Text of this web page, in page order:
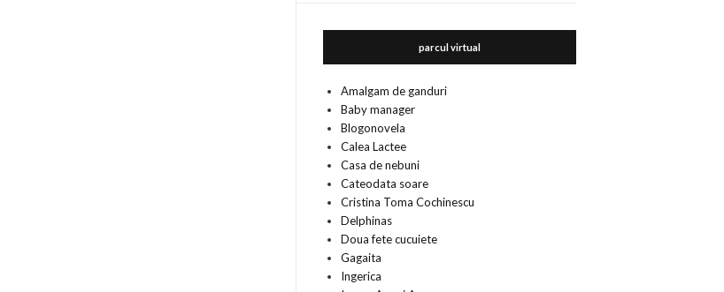
parcul virtual
Amalgam de ganduri
Baby manager
Blogonovela
Calea Lactee
Casa de nebuni
Cateodata soare
Cristina Toma Cochinescu
Delphinas
Doua fete cucuiete
Gagaita
Ingerica